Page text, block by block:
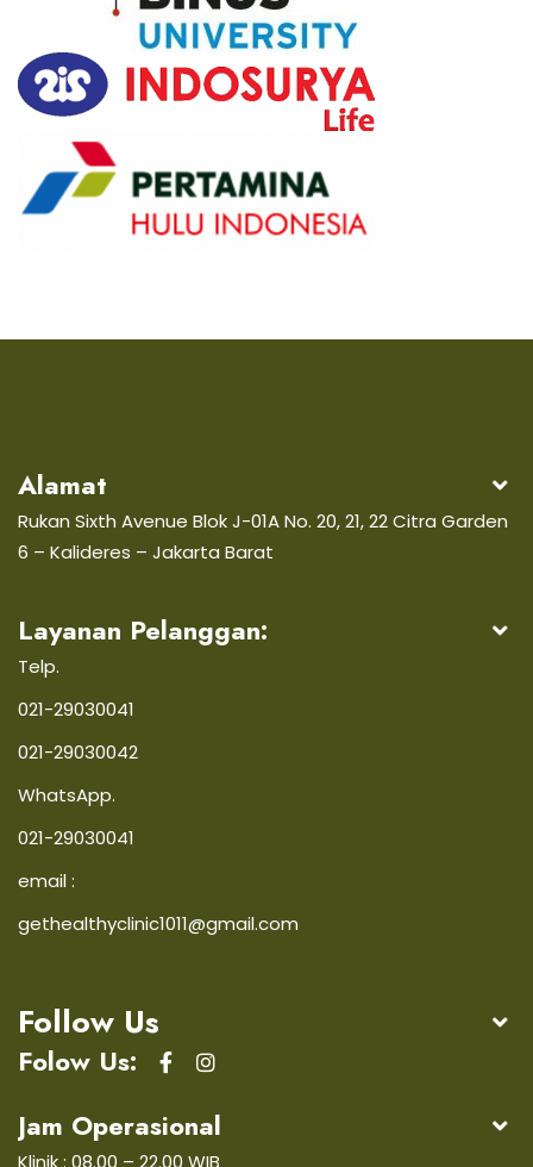
Alamat
Rukan Sixth Avenue Blok J-01A No. 20, 21, 22 Citra Garden
6 – Kalideres – Jakarta Barat
Layanan Pelanggan:
Telp.
021-29030041
021-29030042
WhatsApp.
021-29030041
email :
gethealthyclinic1011@gmail.com
Follow Us
Folow Us:
Jam Operasional
Klinik : 08.00 – 22.00 WIB